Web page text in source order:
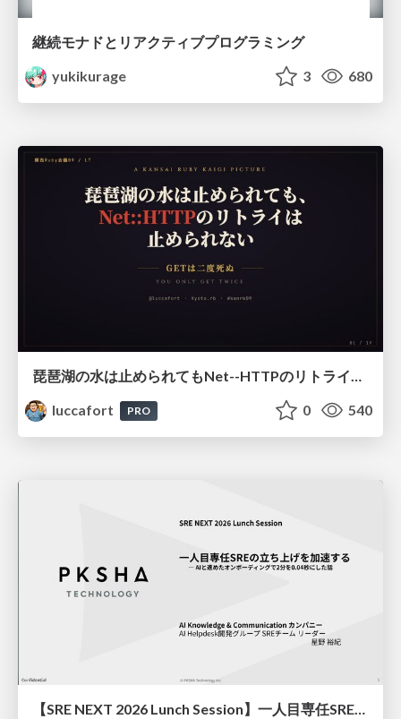
継続モナドとリアクティブプログラミング
yukikurage
3 680
luccafort
PRO 0 540
【SRE NEXT 2026 Lunch Session】一人目専任SREの立ち上げを加速する ― AIと進めたオンボーディングで2分を0.04秒にした話